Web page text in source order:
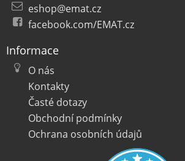
eshop@emat.cz
facebook.com/EMAT.cz
Informace
O nás
Kontakty
Časté dotazy
Obchodní podmínky
Ochrana osobních údajů